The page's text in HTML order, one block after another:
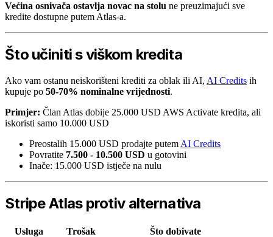
Većina osnivača ostavlja novac na stolu ne preuzimajući sve
kredite dostupne putem Atlas-a.
Što učiniti s viškom kredita
Ako vam ostanu neiskorišteni krediti za oblak ili AI, AI Credits ih
kupuje po 50-70% nominalne vrijednosti.
Primjer: Član Atlas dobije 25.000 USD AWS Activate kredita, ali
iskoristi samo 10.000 USD
Preostalih 15.000 USD prodajte putem AI Credits
Povratite 7.500 - 10.500 USD u gotovini
Inače: 15.000 USD istječe na nulu
Stripe Atlas protiv alternativa
Usluga Trošak
Što dobivate